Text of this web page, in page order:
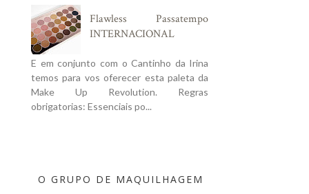
Flawless Passatempo
INTERNACIONAL
E em conjunto com o Cantinho da Irina
temos para vos oferecer esta paleta da
Make Up Revolution. Regras
obrigatorias: Essenciais po...
O GRUPO DE MAQUILHAGEM